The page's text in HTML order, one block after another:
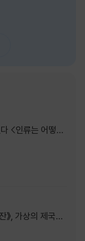
벽함을 꿈꾸는 야
되자, 고스케는
물러난다. 하지만
형사가 아닌 호텔리
무척 궁금했기
고 있었다면, 이제
게
》, 가상의 제국이
치밀함이 이루어